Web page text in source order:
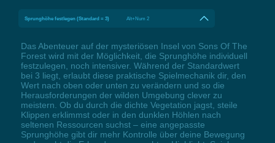
Sprunghöhe festlegen (Standard = 3) Alt+Num 2
Das Abenteuer auf der mysteriösen Insel von Sons Of The
Forest wird mit der Möglichkeit, die Sprunghöhe individuell
festzulegen, noch intensiver. Während der Standardwert
bei 3 liegt, erlaubt diese praktische Spielmechanik dir, den
Wert nach oben oder unten zu verändern und so die
Herausforderungen der wilden Umgebung clever zu
meistern. Ob du durch die dichte Vegetation jagst, steile
Klippen erklimmst oder in den dunklen Höhlen nach
seltenen Ressourcen suchst – eine angepasste
Sprunghöhe gibt dir mehr Kontrolle über deine Bewegung